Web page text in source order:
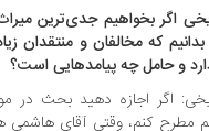
اگر بخواهیم جدی‌ترین میراث
بدانیم که مخالفان و منتقدان
و حامل چه پیامدهایی است؟
اگر اجازه دهید بحث در
مطرح کنم، وقتی آقای هاشمی